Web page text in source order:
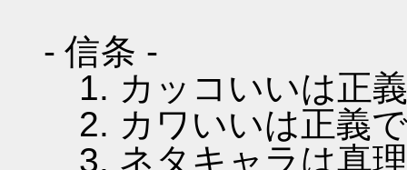
- 信条 -
1. カッコいいは正
2. カワいいは正義
3. ネタキャラは真